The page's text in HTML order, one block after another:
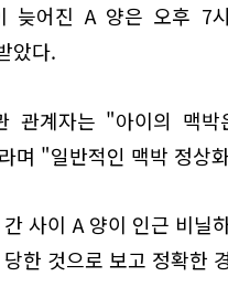
늦어진 A 양은 오후 7
았다.
관계자는 "아이의 맥
며 "일반적인 맥박 정상
사이 A 양이 인근 비닐
한 것으로 보고 정확한